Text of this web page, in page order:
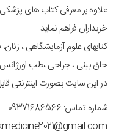
علاوه بر معرفی کتاب های
خریداران فراهم نماید.
کتابهای علوم آزمایشگاهی ،
حلق بینی ، جراحی ،طب
در این سایت بصورت اینترنتی
شماره تماس: 09371686566